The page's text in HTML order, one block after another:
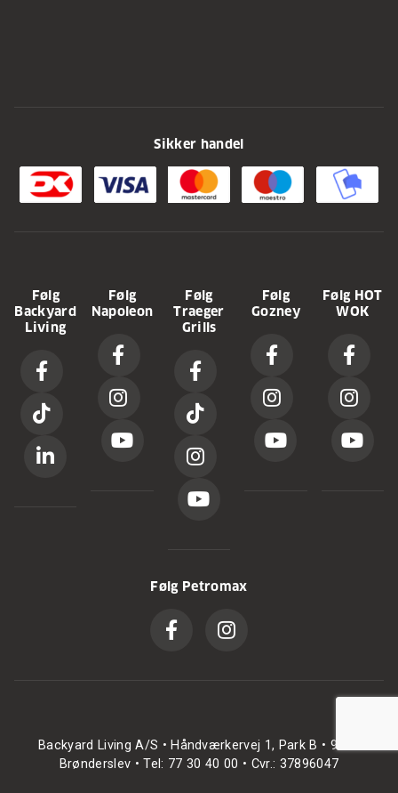
Sikker handel
Følg
Backyard
Living
Følg
Napoleon
Følg
Traeger
Grills
Følg
Gozney
Følg HOT
WOK
Følg Petromax
Backyard Living A/S • Håndværkervej 1, Park B • 9700
Brønderslev • Tel: 77 30 40 00 • Cvr.: 37896047